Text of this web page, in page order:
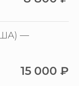
—
15 000 ₽